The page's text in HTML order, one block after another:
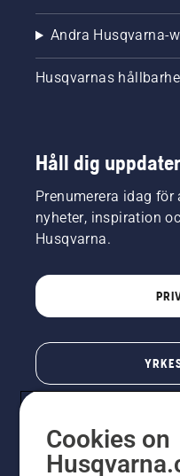
Andra Husqvarna-
Husqvarnas
Håll dig
Prenumerera idag
nyheter, inspiration
Husqvarna.
Cookies on